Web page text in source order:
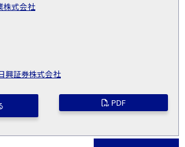
株式会社
興証券株式会社
PDF